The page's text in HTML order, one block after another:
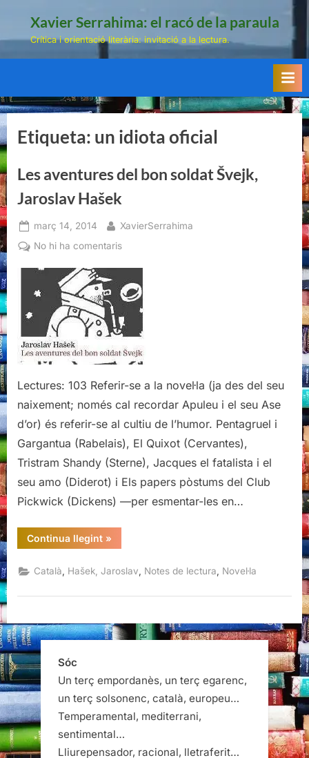
Xavier Serrahima: el racó de la paraula
Crítica i orientació literària: invitació a la lectura.
Etiqueta: un idiota oficial
Les aventures del bon soldat Švejk,
Jaroslav Hašek
Posted
on
març 14, 2014 By
XavierSerrahima
No hi ha comentarisa
del
bon
soldat
Švejk,
Jaroslav
Lectures: 103 Referir-se a la novel·la (ja des del seu
naixement; només cal recordar Apuleu i el seu Ase
d’or) és referir-se al cultiu de l’humor. Pentagruel i
Gargantua (Rabelais), El Quixot (Cervantes),
Tristram Shandy (Sterne), Jacques el fatalista i el
seu amo (Diderot) i Els papers pòstums del Club
Pickwick (Dickens) —per esmentar-les en…
Continua llegint“Les
aventures
bon
soldat
Jaroslav
»
Català Hašek, Jaroslav Notes de lectura Novel·la
Sóc
Un terç empordanès, un terç egarenc,
un terç solsonenc, català, europeu…
Temperamental, mediterrani,
sentimental…
Lliurepensador, racional, lletraferit…